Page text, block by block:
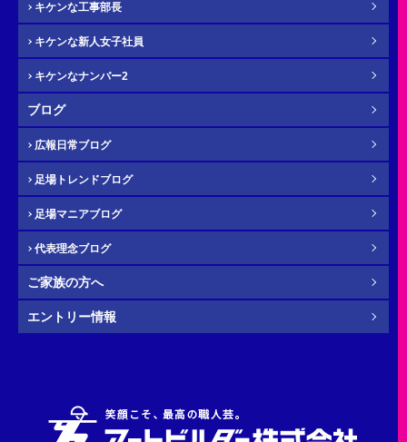
必須 メール
必須 年齢
任意 その他・お問い合わせ内容
キケンな工事部長
キケンな新人女子社員
キケンなナンバー2
ブログ
広報日常ブログ
足場トレンドブログ
足場マニアブログ
代表理念ブログ
ご家族の方へ
エントリー情報